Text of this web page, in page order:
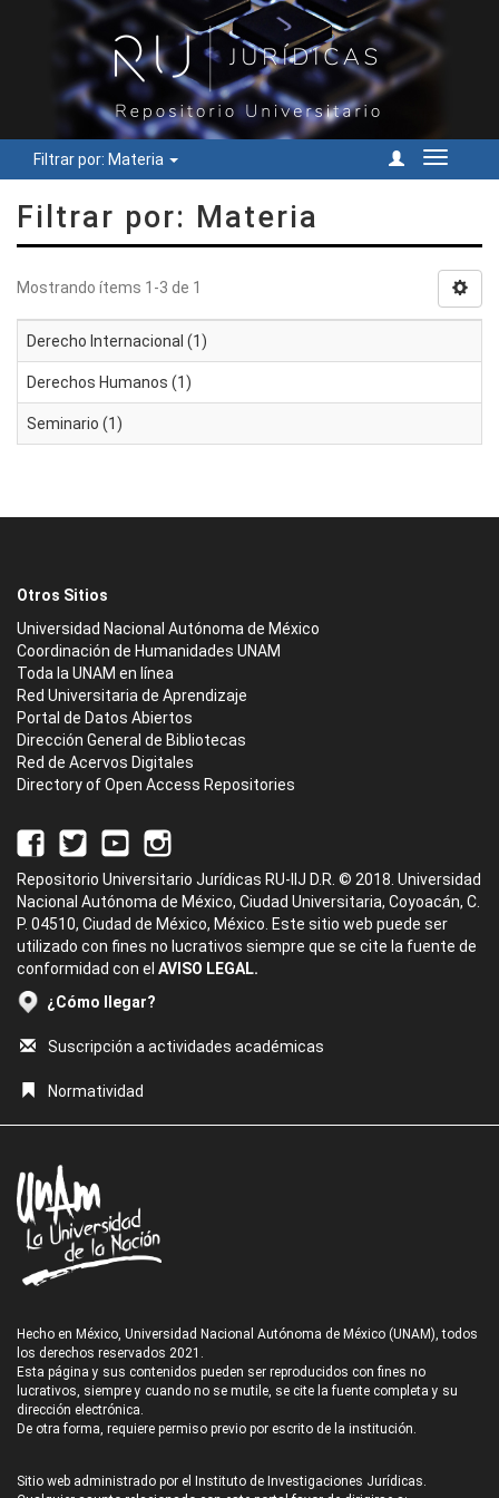
Filtrar por: Materia
Cambiar
Filtrar por: Materia
Mostrando ítems 1-3 de 1
Derecho Internacional (1)
Derechos Humanos (1)
Seminario (1)
Otros Sitios
Universidad Nacional Autónoma de México
Coordinación de Humanidades UNAM
Toda la UNAM en línea
Red Universitaria de Aprendizaje
Portal de Datos Abiertos
Dirección General de Bibliotecas
Red de Acervos Digitales
Directory of Open Access Repositories
Repositorio Universitario Jurídicas RU-IIJ D.R. © 2018. Universidad
Nacional Autónoma de México, Ciudad Universitaria, Coyoacán, C.
P. 04510, Ciudad de México, México. Este sitio web puede ser
utilizado con fines no lucrativos siempre que se cite la fuente de
conformidad con el AVISO LEGAL.
¿Cómo llegar?
Suscripción a actividades académicas
Normatividad
Hecho en México, Universidad Nacional Autónoma de México (UNAM), todos
los derechos reservados 2021.
Esta página y sus contenidos pueden ser reproducidos con fines no
lucrativos, siempre y cuando no se mutile, se cite la fuente completa y su
dirección electrónica.
De otra forma, requiere permiso previo por escrito de la institución.
Sitio web administrado por el Instituto de Investigaciones Jurídicas.